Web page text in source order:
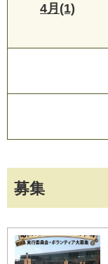
募集
4月(1)